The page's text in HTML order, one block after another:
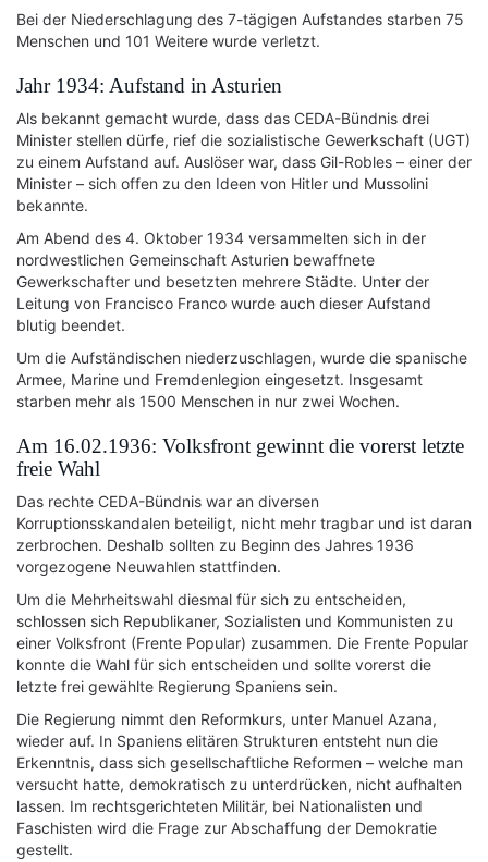
Bei der Niederschlagung des 7-tägigen Aufstandes starben 75
Menschen und 101 Weitere wurde verletzt.
Jahr 1934: Aufstand in Asturien
Als bekannt gemacht wurde, dass das CEDA-Bündnis drei
Minister stellen dürfe, rief die sozialistische Gewerkschaft (UGT)
zu einem Aufstand auf. Auslöser war, dass Gil-Robles – einer der
Minister – sich offen zu den Ideen von Hitler und Mussolini
bekannte.
Am Abend des 4. Oktober 1934 versammelten sich in der
nordwestlichen Gemeinschaft Asturien bewaffnete
Gewerkschafter und besetzten mehrere Städte. Unter der
Leitung von Francisco Franco wurde auch dieser Aufstand
blutig beendet.
Um die Aufständischen niederzuschlagen, wurde die spanische
Armee, Marine und Fremdenlegion eingesetzt. Insgesamt
starben mehr als 1500 Menschen in nur zwei Wochen.
Am 16.02.1936: Volksfront gewinnt die vorerst letzte
freie Wahl
Das rechte CEDA-Bündnis war an diversen
Korruptionsskandalen beteiligt, nicht mehr tragbar und ist daran
zerbrochen. Deshalb sollten zu Beginn des Jahres 1936
vorgezogene Neuwahlen stattfinden.
Um die Mehrheitswahl diesmal für sich zu entscheiden,
schlossen sich Republikaner, Sozialisten und Kommunisten zu
einer Volksfront (Frente Popular) zusammen. Die Frente Popular
konnte die Wahl für sich entscheiden und sollte vorerst die
letzte frei gewählte Regierung Spaniens sein.
Die Regierung nimmt den Reformkurs, unter Manuel Azana,
wieder auf. In Spaniens elitären Strukturen entsteht nun die
Erkenntnis, dass sich gesellschaftliche Reformen – welche man
versucht hatte, demokratisch zu unterdrücken, nicht aufhalten
lassen. Im rechtsgerichteten Militär, bei Nationalisten und
Faschisten wird die Frage zur Abschaffung der Demokratie
gestellt.